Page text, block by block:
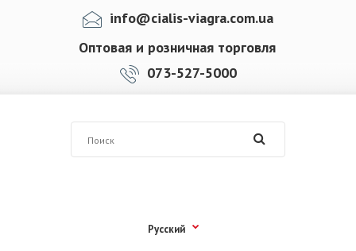
info@cialis-viagra.com.ua
Оптовая и розничная торговля
073-527-5000
Русский